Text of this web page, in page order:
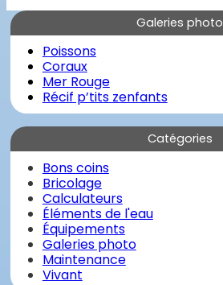
Galeries photo
Poissons
Coraux
Mer Rouge
Récif p’tits zenfants
Catégories
Bons coins
Bricolage
Calculateurs
Éléments de l'eau
Équipements
Galeries photo
Maintenance
Vivant